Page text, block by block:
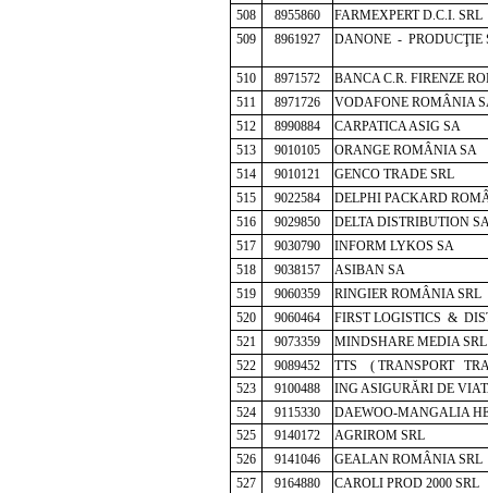
508
8955860
FARMEXPERT D.C.I. SRL
509
8961927 DANONE - PRODUCŢIE
510 8971572
BANCA C.R. FIRENZE
511
8971726
VODAFONE ROMÂNIA
512
8990884
CARPATICA ASIG SA
513
9010105
ORANGE ROMÂNIA SA
514
9010121
GENCO TRADE SRL
515
9022584
DELPHI PACKARD
516
9029850
DELTA DISTRIBUTION
517
9030790
INFORM LYKOS SA
518
9038157
ASIBAN SA
519
9060359
RINGIER ROMÂNIA SRL
520
9060464
FIRST LOGISTICS &
521
9073359
MINDSHARE MEDIA SRL
522
9089452
TTS ( TRANSPORT
523
9100488
ING ASIGURĂRI DE
524
9115330
DAEWOO-MANGALIA
525
9140172
AGRIROM SRL
526
9141046
GEALAN ROMÂNIA SRL
527
9164880
CAROLI PROD 2000 SRL